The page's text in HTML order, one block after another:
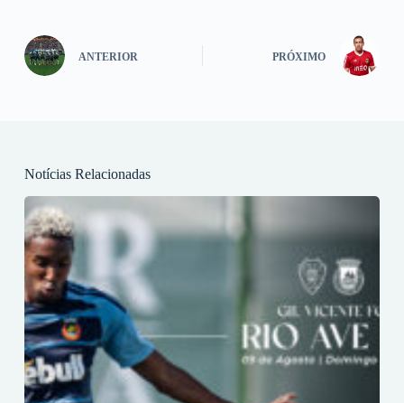
ANTERIOR PRÓXIMO
Notícias Relacionadas